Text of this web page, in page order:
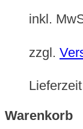
inkl.
zzgl.
Warenkorb